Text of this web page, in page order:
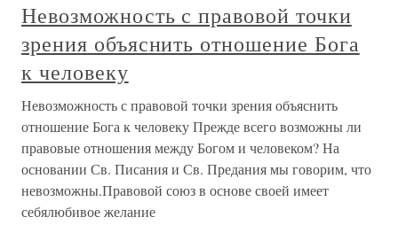
Невозможность с правовой точки
зрения объяснить отношение Бога
к человеку
Невозможность с правовой точки зрения объяснить
отношение Бога к человеку Прежде всего возможны ли
правовые отношения между Богом и человеком? На
основании Св. Писания и Св. Предания мы говорим, что
невозможны.Правовой союз в основе своей имеет
себялюбивое желание